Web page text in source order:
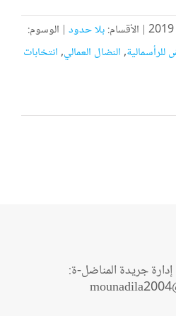
| الأقسام:بلا حدود | الوسوم:
,النضال العمالي,انتخابات
جريدة المناضل-ة: